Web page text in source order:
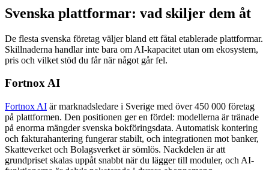
Svenska plattformar: vad skiljer dem åt
De flesta svenska företag väljer bland ett fåtal etablerade plattformar.
Skillnaderna handlar inte bara om AI-kapacitet utan om ekosystem,
pris och vilket stöd du får när något går fel.
Fortnox AI
Fortnox AI är marknadsledare i Sverige med över 450 000 företag
på plattformen. Den positionen ger en fördel: modellerna är tränade
på enorma mängder svenska bokföringsdata. Automatisk kontering
och fakturahantering fungerar stabilt, och integrationen mot banker,
Skatteverket och Bolagsverket är sömlös. Nackdelen är att
grundpriset skalas uppåt snabbt när du lägger till moduler, och AI-